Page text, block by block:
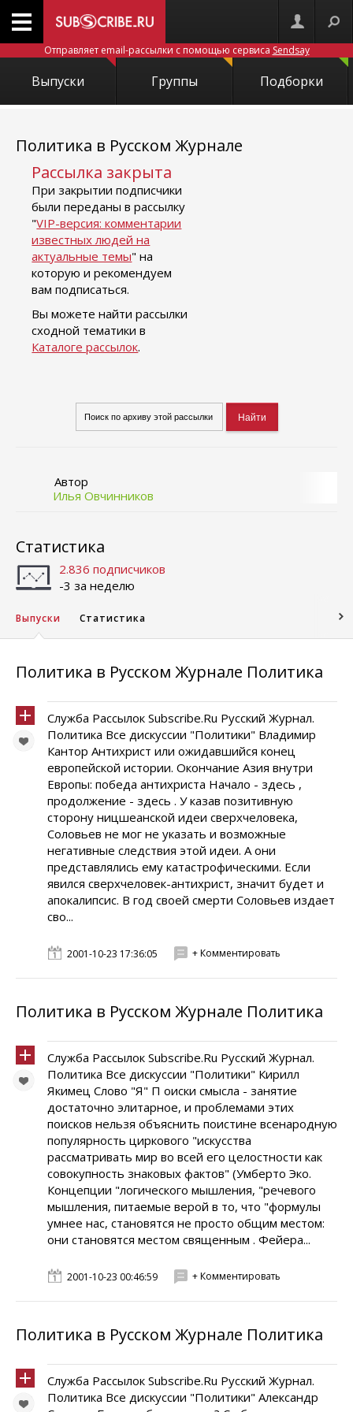
Отправляет email-рассылки с помощью сервиса Sendsay
Выпуски Группы Подборки
Политика в Русском Журнале
Рассылка закрыта
При закрытии подписчики
были переданы в рассылку
"VIP-версия: комментарии
известных людей на
актуальные темы" на
которую и рекомендуем
вам подписаться.
Вы можете найти рассылки
сходной тематики в
Каталоге рассылок.
Автор
Илья Овчинников
Статистика
2.836 подписчиков
-3 за неделю
Выпуски Статистика
Политика в Русском Журнале Политика
Служба Рассылок Subscribe.Ru Русский Журнал.
Политика Все дискуссии "Политики" Владимир
Кантор Антихрист или ожидавшийся конец
европейской истории. Окончание Азия внутри
Европы: победа антихриста Начало - здесь ,
продолжение - здесь . У казав позитивную
сторону ницшеанской идеи сверхчеловека,
Соловьев не мог не указать и возможные
негативные следствия этой идеи. А они
представлялись ему катастрофическими. Если
явился сверхчеловек-антихрист, значит будет и
апокалипсис. В год своей смерти Соловьев издает
сво...
2001-10-23 17:36:05 + Комментировать
Политика в Русском Журнале Политика
Служба Рассылок Subscribe.Ru Русский Журнал.
Политика Все дискуссии "Политики" Кирилл
Якимец Слово "Я" П оиски смысла - занятие
достаточно элитарное, и проблемами этих
поисков нельзя объяснить поистине всенародную
популярность циркового "искусства
рассматривать мир во всей его целостности как
совокупность знаковых фактов" (Умберто Эко.
Концепции "логического мышления, "речевого
мышления, питаемые верой в то, что "формулы
умнее нас, становятся не просто общим местом:
они становятся местом священным . Фейера...
2001-10-23 00:46:59 + Комментировать
Политика в Русском Журнале Политика
Служба Рассылок Subscribe.Ru Русский Журнал.
Политика Все дискуссии "Политики" Александр